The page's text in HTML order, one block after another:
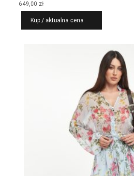
649,00 zł
Kup / aktualna cena